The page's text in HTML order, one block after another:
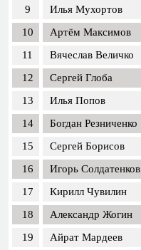
9
Илья Мухортов
10
Артём Максимов
11
Вячеслав Величко
12
Сергей Глоба
13
Илья Попов
14
Богдан Резниченко
15
Сергей Борисов
16
Игорь Солдатенков
17
Кирилл Чувилин
18
Александр Жогин
19
Айрат Мардеев